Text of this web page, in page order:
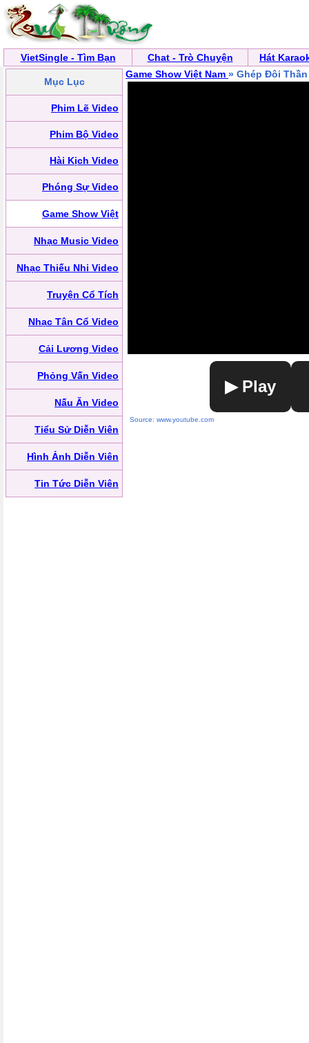
VietSingle - Tìm Bạn Chat - Trò Chuyện Hát
Mục Lục
Phim Lẽ Video
Phim Bộ Video
Hài Kịch Video
Phóng Sự Video
Game Show Việt
Nhạc Music Video
Nhạc Thiếu Nhi Video
Truyện Cổ Tích
Nhạc Tân Cổ Video
Cải Lương Video
Phỏng Vấn Video
Nấu Ăn Video
Tiểu Sử Diễn Viên
Hình Ảnh Diễn Viên
Tin Tức Diễn Viên
Game Show Việt Nam » Ghép Đôi
▶ Play
Source: www.youtube.com